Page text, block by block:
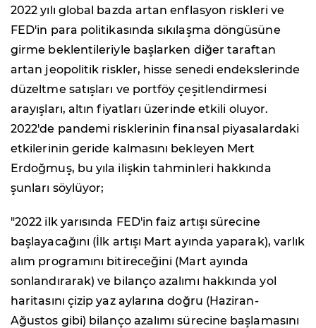
2022 yılı global bazda artan enflasyon riskleri ve
FED'in para politikasında sıkılaşma döngüsüne
girme beklentileriyle başlarken diğer taraftan
artan jeopolitik riskler, hisse senedi endekslerinde
düzeltme satışları ve portföy çeşitlendirmesi
arayışları, altın fiyatları üzerinde etkili oluyor.
2022'de pandemi risklerinin finansal piyasalardaki
etkilerinin geride kalmasını bekleyen Mert
Erdoğmuş, bu yıla ilişkin tahminleri hakkında
şunları söylüyor;
"2022 ilk yarısında FED'in faiz artışı sürecine
başlayacağını (İlk artışı Mart ayında yaparak), varlık
alım programını bitireceğini (Mart ayında
sonlandırarak) ve bilanço azalımı hakkında yol
haritasını çizip yaz aylarına doğru (Haziran-
Ağustos gibi) bilanço azalımı sürecine başlamasını